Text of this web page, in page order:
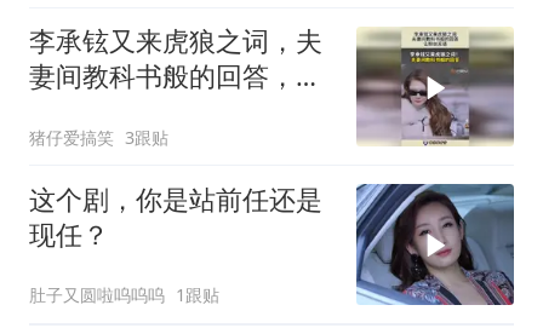
李承铉又来虎狼之词，夫
妻间教科书般的回答，让
猪仔爱搞笑 3跟贴
这个剧，你是站前任还是
现任？
肚子又圆啦呜呜呜 1跟贴